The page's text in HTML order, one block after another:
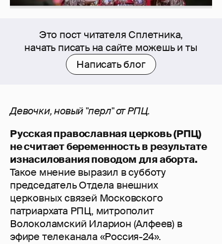
Это пост читателя Сплетника,
начать писать на сайте можешь и ты
Написать блог
Девочки, новый "перл" от РПЦ.
Русская православная церковь (РПЦ)
не считает беременность в результате
изнасилования поводом для аборта.
Такое мнение выразил в субботу
председатель Отдела внешних
церковных связей Московского
патриархата РПЦ, митрополит
Волоколамский Иларион (Алфеев) в
эфире телеканала «Россия-24».